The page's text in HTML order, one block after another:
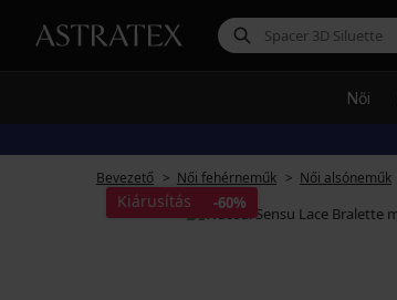
Női
Bevezető
Női fehérneműk Női alsóneműk
Kiárusítás -60%